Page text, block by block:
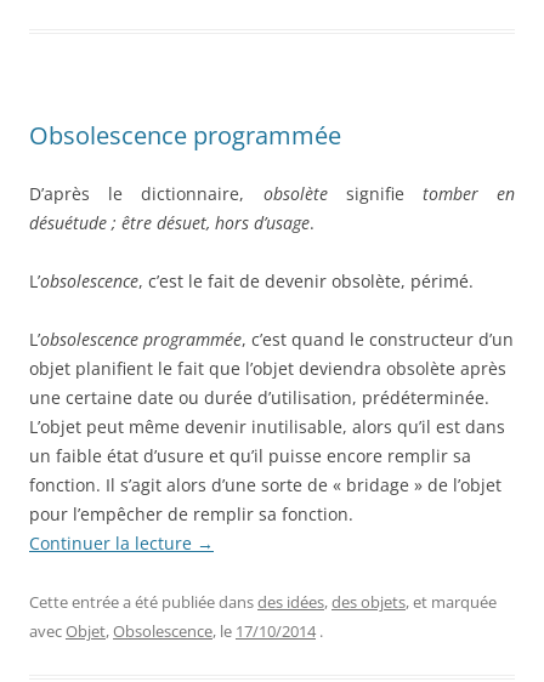
Obsolescence programmée
D’après le dictionnaire, obsolètesignifie tomber en
désuétude ; être désuet, hors d’usage.
L’obsolescence, c’est le fait de devenir obsolète, périmé.
L’obsolescence programmée, c’est quand le constructeur d’un
objet planifient le fait que l’objet deviendra obsolète après
une certaine date ou durée d’utilisation, prédéterminée.
L’objet peut même devenir inutilisable, alors qu’il est dans
un faible état d’usure et qu’il puisse encore remplir sa
fonction. Il s’agit alors d’une sorte de « bridage » de l’objet
pour l’empêcher de remplir sa fonction.
Continuer la lecture →
Cette entrée a été publiée dansdes idées,des objets, et marquée
avecObjet,Obsolescence, le 17/10/2014 .